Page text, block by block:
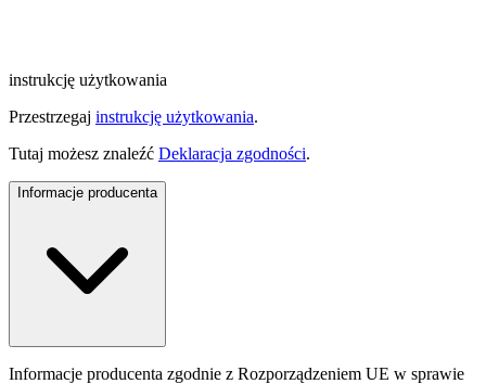
instrukcję użytkowania
Przestrzegaj instrukcję użytkowania.
Tutaj możesz znaleźć Deklaracja zgodności.
Informacje producenta
Informacje producenta zgodnie z Rozporządzeniem UE w sprawie